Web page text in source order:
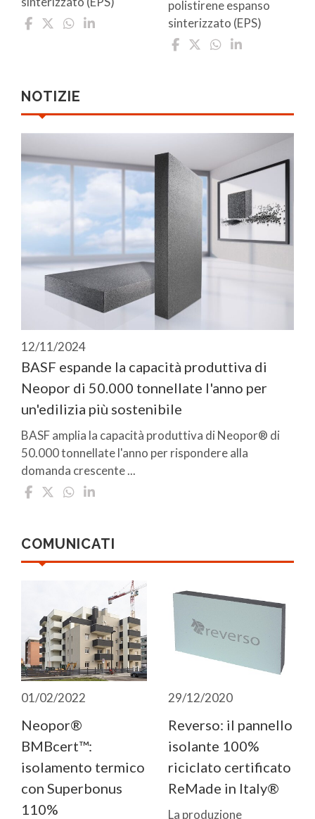
polistirene espanso
sinterizzato (EPS)
NOTIZIE
12/11/2024
BASF espande la capacità produttiva di
Neopor di 50.000 tonnellate l'anno per
un'edilizia più sostenibile
BASF amplia la capacità produttiva di Neopor® di
50.000 tonnellate l'anno per rispondere alla
domanda crescente ...
COMUNICATI
01/02/2022
Neopor®
BMBcert™:
isolamento termico
con Superbonus
110%
29/12/2020
Reverso: il pannello
isolante 100%
riciclato certificato
ReMade in Italy®
La produzione